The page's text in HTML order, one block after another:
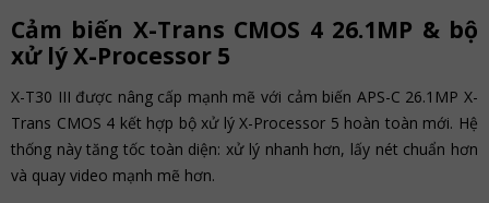
Cảm biến X-Trans CMOS 4 26.1MP & bộ
xử lý X-Processor 5
X-T30 III được nâng cấp mạnh mẽ với cảm biến APS-C 26.1MP X-
Trans CMOS 4 kết hợp bộ xử lý X-Processor 5 hoàn toàn mới. Hệ
thống này tăng tốc toàn diện: xử lý nhanh hơn, lấy nét chuẩn hơn
và quay video mạnh mẽ hơn.